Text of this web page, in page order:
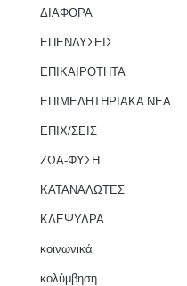
ΔΙΑΦΟΡΑ
ΕΠΕΝΔΥΣΕΙΣ
ΕΠΙΚΑΙΡΟΤΗΤΑ
ΕΠΙΜΕΛΗΤΗΡΙΑΚΑ ΝΕΑ
ΕΠΙΧ/ΣΕΙΣ
ΖΩΑ-ΦΥΣΗ
ΚΑΤΑΝΑΛΩΤΕΣ
ΚΛΕΨΥΔΡΑ
κοινωνικά
κολύμβηση